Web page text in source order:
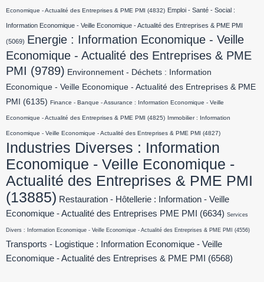
Economique - Actualité des Entreprises & PME PMI (4832) Emploi - Santé - Social :
Information Economique - Veille Economique - Actualité des Entreprises & PME PMI
(5069) Energie : Information Economique - Veille
Economique - Actualité des Entreprises & PME
PMI (9789) Environnement - Déchets : Information
Economique - Veille Economique - Actualité des Entreprises & PME
PMI
(6135) Finance - Banque - Assurance : Information Economique - Veille
Economique - Actualité des Entreprises & PME PMI (4825) Immobilier : Information
Economique - Veille Economique - Actualité des Entreprises & PME PMI (4827)
Industries Diverses : Information
Economique - Veille Economique -
Actualité des Entreprises & PME PMI
(13885) Restauration - Hôtellerie : Information - Veille
Economique - Actualité des Entreprises PME PMI
(6634) Services
Divers : Information Economique - Veille Economique - Actualité des Entreprises & PME PMI (4556)
Transports - Logistique : Information Economique - Veille
Economique - Actualité des Entreprises & PME PMI
(6568)